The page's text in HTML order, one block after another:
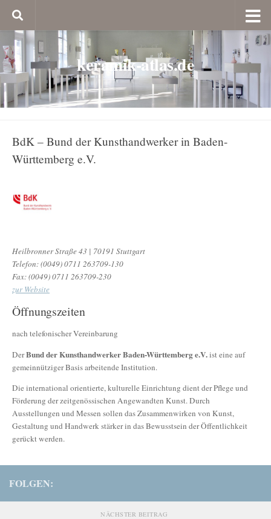
keramik-atlas.de
BdK – Bund der Kunsthandwerker in Baden-
Württemberg e.V.
Heilbronner Straße 43 | 70191 Stuttgart
Telefon: (0049) 0711 263709-130
Fax: (0049) 0711 263709-230
zur Website
Öffnungszeiten
nach telefonischer Vereinbarung
DerBund der Kunsthandwerker Baden-Württemberg e.V.ist eine auf
gemeinnütziger Basis arbeitende Institution.
Die international orientierte, kulturelle Einrichtung dient der Pflege und
Förderung der zeitgenössischen Angewandten Kunst. Durch
Ausstellungen und Messen sollen das Zusammenwirken von Kunst,
Gestaltung und Handwerk stärker in das Bewusstsein der Öffentlichkeit
gerückt werden.
FOLGEN:
NÄCHSTER BEITRAG